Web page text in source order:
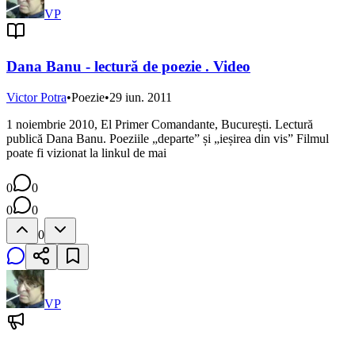
VP
Dana Banu - lectură de poezie . Video
Victor Potra•Poezie•29 iun. 2011
1 noiembrie 2010, El Primer Comandante, București. Lectură
publică Dana Banu. Poeziile „departe” și „ieșirea din vis” Filmul
poate fi vizionat la linkul de mai
0
0
0
0
0
VP